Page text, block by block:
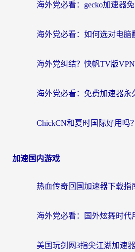
加速国内游戏